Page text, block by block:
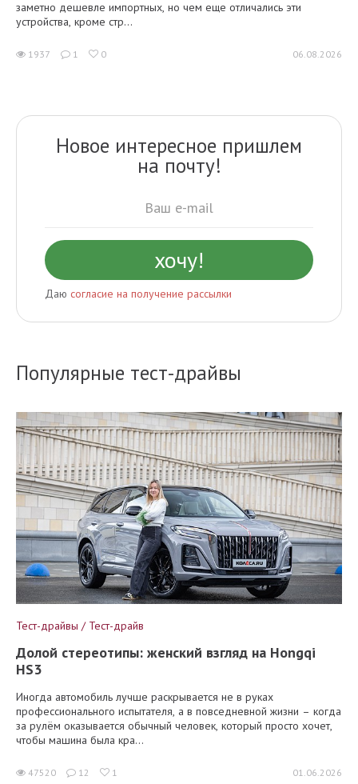
заметно дешевле импортных, но чем еще отличались эти
устройства, кроме стр...
1937 1 0 06.08.2026
Новое интересное пришлем
на почту!
Даю согласие на получение рассылки
Популярные тест-драйвы
Тест-драйвы / Тест-драйв
Долой стереотипы: женский взгляд на Hongqi
HS3
Иногда автомобиль лучше раскрывается не в руках
профессионального испытателя, а в повседневной жизни – когда
за рулём оказывается обычный человек, который просто хочет,
чтобы машина была кра...
47520 12 1 01.06.2026